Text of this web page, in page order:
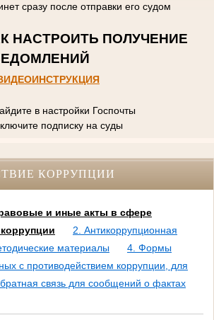
сразу после отправки его судом
НАСТРОИТЬ ПОЛУЧЕНИЕ
в настройки Госпочты
подписку на суды
КОРРУПЦИИ
и иные акты в сфере
2. Антикоррупционная
материалы
4. Формы
с противодействием коррупции, для
связь для сообщений о фактах